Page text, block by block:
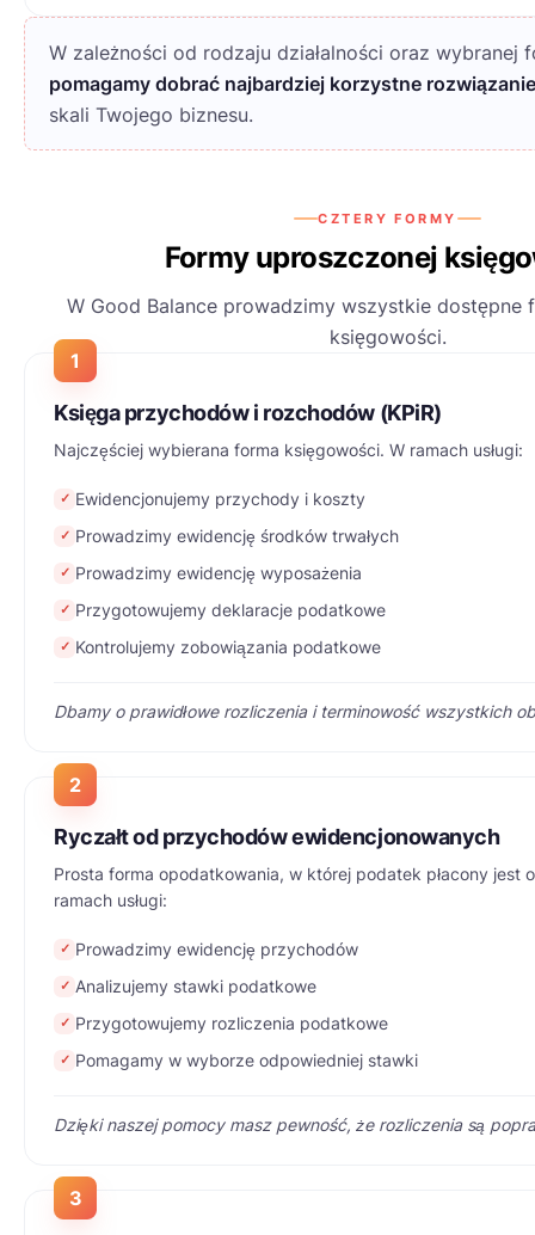
W zależności od rodzaju działalności oraz wybranej
pomagamy dobrać najbardziej korzystne rozwiązanie
skali Twojego biznesu.
CZTERY FORMY
Formy uproszczonej
W Good Balance prowadzimy wszystkie dostępne
księgowości.
1
Księga przychodów i rozchodów (KPiR)
Najczęściej wybierana forma księgowości. W ramach usługi:
✓ Ewidencjonujemy przychody i koszty
✓ Prowadzimy ewidencję środków trwałych
✓ Prowadzimy ewidencję wyposażenia
✓ Przygotowujemy deklaracje podatkowe
✓ Kontrolujemy zobowiązania podatkowe
Dbamy o prawidłowe rozliczenia i terminowość wszystkich
2
Ryczałt od przychodów ewidencjonowanych
Prosta forma opodatkowania, w której podatek płacony jest
ramach usługi:
✓ Prowadzimy ewidencję przychodów
✓ Analizujemy stawki podatkowe
✓ Przygotowujemy rozliczenia podatkowe
✓ Pomagamy w wyborze odpowiedniej stawki
Dzięki naszej pomocy masz pewność, że rozliczenia są
3